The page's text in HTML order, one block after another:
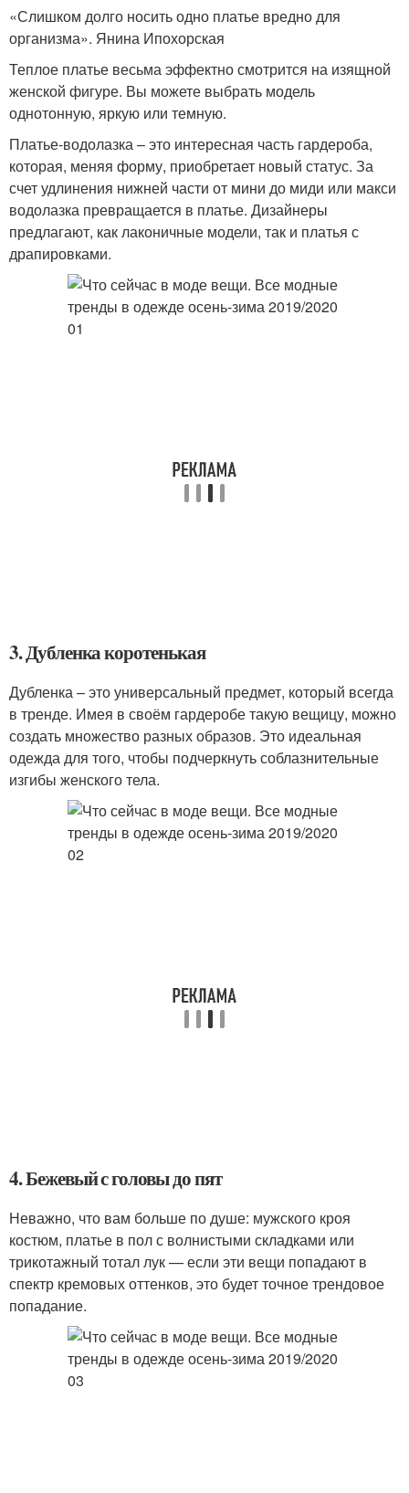
«Слишком долго носить одно платье вредно для
организма». Янина Ипохорская
Теплое платье весьма эффектно смотрится на изящной
женской фигуре. Вы можете выбрать модель
однотонную, яркую или темную.
Платье-водолазка – это интересная часть гардероба,
которая, меняя форму, приобретает новый статус. За
счет удлинения нижней части от мини до миди или макси
водолазка превращается в платье. Дизайнеры
предлагают, как лаконичные модели, так и платья с
драпировками.
3. Дубленка коротенькая
Дубленка – это универсальный предмет, который всегда
в тренде. Имея в своём гардеробе такую вещицу, можно
создать множество разных образов. Это идеальная
одежда для того, чтобы подчеркнуть соблазнительные
изгибы женского тела.
4. Бежевый с головы до пят
Неважно, что вам больше по душе: мужского кроя
костюм, платье в пол с волнистыми складками или
трикотажный тотал лук — если эти вещи попадают в
спектр кремовых оттенков, это будет точное трендовое
попадание.